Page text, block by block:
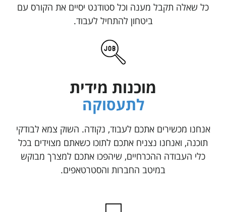
כל שאלה תקבל מענה וכל סטודנט יסיים את הקורס עם
ביטחון להתחיל לעבוד.
מוכנות מידית
לתעסוקה
אנחנו מכשירים אתכם לעבוד, נקודה. השוק צמא לבודקי
תוכנה, ואנחנו נצניח אתכם לתוכו כשאתם מצוידים בכל
כלי העבודה ההכרחיים, שיהפכו אתכם למצרך מבוקש
במיטב החברות והסטרטאפים.